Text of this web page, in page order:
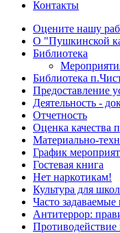
Контакты
Оцените нашу
О "Пушкинской
Библиотека
Библиотека
Предоставление
Деятельность -
Отчетность
Оценка качества
Материально-
График
Гостевая книга
Нет наркотикам!
Культура для
Часто
Антитеррор:
Противодействие